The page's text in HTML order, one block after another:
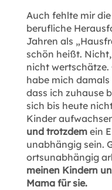
Auch fehlte mir
berufliche
Jahren als
schön heißt.
nicht wertschätze.
habe mich
dass ich zuhause
sich bis heute
Kinder
und trotzdemein
unabhängig sein.
ortsunabhängig
meinen Kindern
Mama für sie.